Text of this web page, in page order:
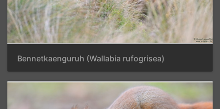
Bennetkaenguruh (Wallabia rufogrisea)